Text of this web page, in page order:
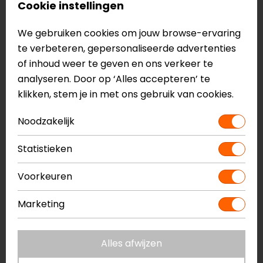
SW-Motech
TRAX ALUMINIUM FLES
14,99
Waarom cadeaus voor motorrijders
zo bijzonder zijn
Een cadeau voor een motorrijder draait om meer dan
alleen geven. Het gaat om het ondersteunen van hun
passie en het versterken van hun rijervaring. Cadeaus
zoals sleutelhangers, praktische onderhoudssets en
Cookie instellingen
We gebruiken cookies om jouw browse-ervaring
te verbeteren, gepersonaliseerde advertenties
of inhoud weer te geven en ons verkeer te
analyseren. Door op ‘Alles accepteren’ te
klikken, stem je in met ons gebruik van cookies.
Noodzakelijk
Statistieken
Voorkeuren
Marketing
Alles afwijzen